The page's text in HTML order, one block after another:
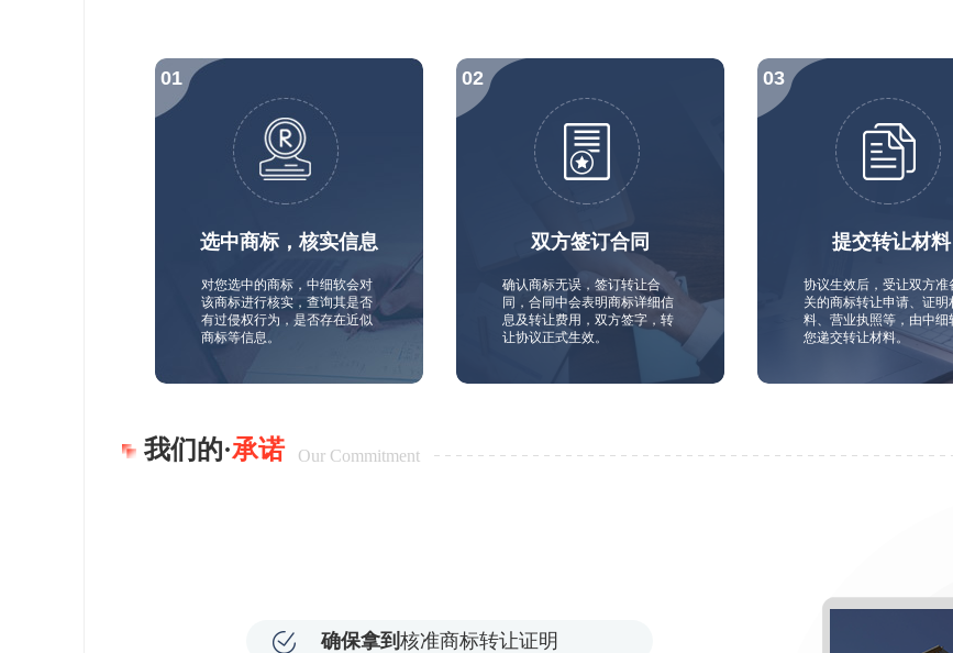
选中商标，核实信息
对您选中的商标，中细软会对
该商标进行核实，查询其是否
有过侵权行为，是否存在近似
商标等信息。
双方签订合同
确认商标无误，签订转让合
同，合同中会表明商标详细信
息及转让费用，双方签字，转
让协议正式生效。
提交转让材料
协议生效后，受让双方准
关的商标转让申请、证明
料、营业执照等，由中细
您递交转让材料。
我们的·承诺 Our Commitment
确保拿到 核准商标转让证明